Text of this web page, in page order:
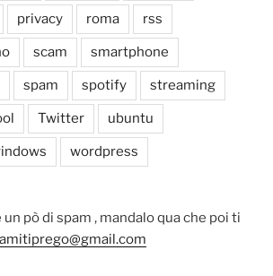
privacy roma rss
scam smartphone
spam spotify streaming
Twitter ubuntu
wordpress
pò di spam , mandalo qua che poi ti